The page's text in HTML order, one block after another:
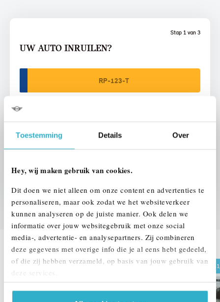
Toestemming Details Over
Hey, wij maken gebruik van cookies.
Dit doen we niet alleen om onze content en advertenties te
personaliseren, maar ook zodat we het websiteverkeer
kunnen analyseren op de juiste manier. Ook delen we
informatie over jouw websitegebruik met onze social
media-, advertentie- en analysepartners. Zij combineren
deze gegevens met overige info die je al eens hebt gedeeld,
of die zij hebben verzameld, op basis van jouw gebruik van
deze services.
Stap 1 van 3
UW AUTO INRUILEN?
VOORSTEL AANVRAGEN
U vertelt meer over uw auto
DEZE ZIJN VERGELIJKBAAR
1,99% renteactie